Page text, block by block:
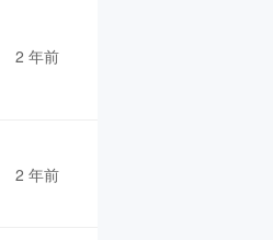
2 年前
2 年前